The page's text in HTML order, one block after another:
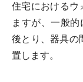
住宅におけるウ
ますが、一般
後とり、器具の
置します。